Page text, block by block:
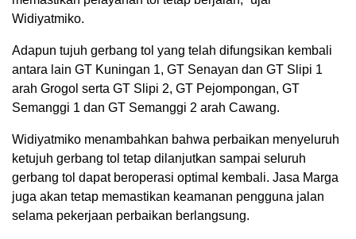
Widiyatmiko.
Adapun tujuh gerbang tol yang telah difungsikan kembali
antara lain GT Kuningan 1, GT Senayan dan GT Slipi 1
arah Grogol serta GT Slipi 2, GT Pejompongan, GT
Semanggi 1 dan GT Semanggi 2 arah Cawang.
Widiyatmiko menambahkan bahwa perbaikan menyeluruh
ketujuh gerbang tol tetap dilanjutkan sampai seluruh
gerbang tol dapat beroperasi optimal kembali. Jasa Marga
juga akan tetap memastikan keamanan pengguna jalan
selama pekerjaan perbaikan berlangsung.